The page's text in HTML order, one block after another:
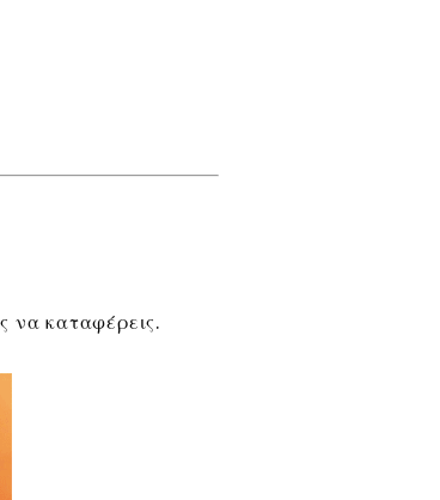
να καταφέρεις.